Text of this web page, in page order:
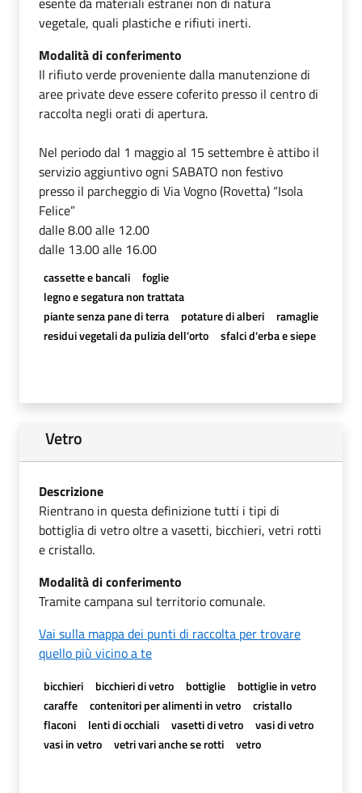
vegetale, quali plastiche e rifiuti inerti.
Modalità di conferimento
Il rifiuto verde proveniente dalla manutenzione di
aree private deve essere coferito presso il centro di
raccolta negli orati di apertura.
Nel periodo dal 1 maggio al 15 settembre è attibo il
servizio aggiuntivo ogni SABATO non festivo
presso il parcheggio di Via Vogno (Rovetta) “Isola
Felice”
dalle 8.00 alle 12.00
dalle 13.00 alle 16.00
cassette e bancali
foglie
legno e segatura non trattata
piante senza pane di terra
potature di alberi
ramaglie
residui vegetali da pulizia dell'orto
sfalci d'erba e siepe
Vetro
Descrizione
Rientrano in questa definizione tutti i tipi di
bottiglia di vetro oltre a vasetti, bicchieri, vetri rotti
e cristallo.
Modalità di conferimento
Tramite campana sul territorio comunale.
Vai sulla mappa dei punti di raccolta per trovare
quello più vicino a te
bicchieri bicchieri di vetro bottiglie
bottiglie in vetro
caraffe
contenitori per alimenti in vetro
cristallo
flaconi
lenti di occhiali vasetti di vetro
vasi di vetro
vasi in vetro
vetri vari anche se rotti vetro